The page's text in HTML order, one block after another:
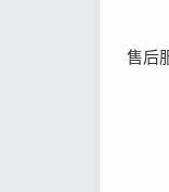
售后